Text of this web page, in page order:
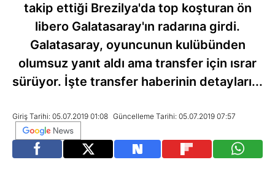
takip ettiği Brezilya'da top koşturan ön
libero Galatasaray'ın radarına girdi.
Galatasaray, oyuncunun kulübünden
olumsuz yanıt aldı ama transfer için ısrar
sürüyor. İşte transfer haberinin detayları...
Giriş Tarihi: 05.07.2019 01:08 Güncelleme Tarihi: 05.07.2019 07:57